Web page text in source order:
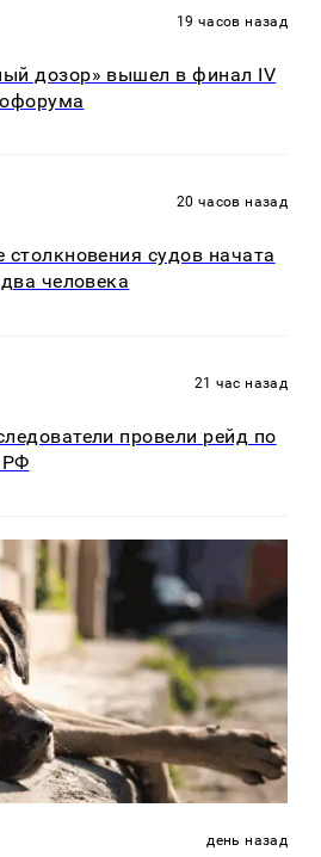
19 часов назад
дозор» вышел в финал IV
20 часов назад
судов начата
человека
21 час назад
провели рейд по
РФ
день назад